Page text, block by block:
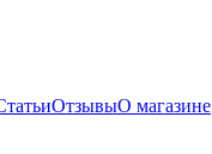
ОтзывыО магазине